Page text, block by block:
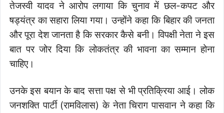
तेजस्वी यादव ने आरोप लगाया कि चुनाव में छल-कपट और
षड्यंत्र का सहारा लिया गया। उन्होंने कहा कि बिहार की जनता
और पूरा देश जानता है कि सरकार कैसे बनी। विपक्षी नेता ने इस
बात पर जोर दिया कि लोकतंत्र की भावना का सम्मान होना
चाहिए।
उनके इस बयान के बाद सत्ता पक्ष से भी प्रतिक्रिया आई। लोक
जनशक्ति पार्टी (रामविलास) के नेता चिराग पासवान ने कहा कि